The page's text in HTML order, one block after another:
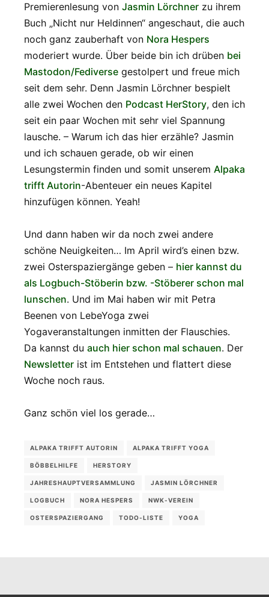
Premierenlesung von Jasmin Lörchner zu ihrem
Buch „Nicht nur Heldinnen“ angeschaut, die auch
noch ganz zauberhaft von Nora Hespers
moderiert wurde. Über beide bin ich drüben bei
Mastodon/Fediverse gestolpert und freue mich
seit dem sehr. Denn Jasmin Lörchner bespielt
alle zwei Wochen den Podcast HerStory, den ich
seit ein paar Wochen mit sehr viel Spannung
lausche. – Warum ich das hier erzähle? Jasmin
und ich schauen gerade, ob wir einen
Lesungstermin finden und somit unserem Alpaka
trifft Autorin-Abenteuer ein neues Kapitel
hinzufügen können. Yeah!
Und dann haben wir da noch zwei andere
schöne Neuigkeiten… Im April wird’s einen bzw.
zwei Osterspaziergänge geben – hier kannst du
als Logbuch-Stöberin bzw. -Stöberer schon mal
lunschen. Und im Mai haben wir mit Petra
Beenen von LebeYoga zwei
Yogaveranstaltungen inmitten der Flauschies.
Da kannst du auch hier schon mal schauen. Der
Newsletter ist im Entstehen und flattert diese
Woche noch raus.
Ganz schön viel los gerade…
ALPAKA TRIFFT AUTORIN ALPAKA TRIFFT YOGA
BÖBBELHILFE HERSTORY
JAHRESHAUPTVERSAMMLUNG JASMIN LÖRCHNER
LOGBUCH NORA HESPERS NWK-VEREIN
OSTERSPAZIERGANG TODO-LISTE YOGA